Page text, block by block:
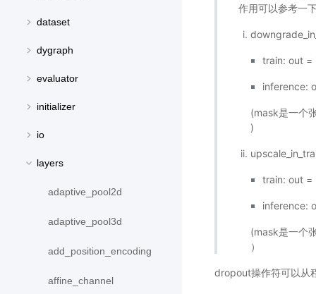
dataset
dygraph
evaluator
initializer
io
layers
adaptive_pool2d
adaptive_pool3d
add_position_encoding
affine_channel
作用可以参考一
train: out =
inference:
(mask是一个
)
train: out
inference:
(mask是一个
）
dropout操作符可以从